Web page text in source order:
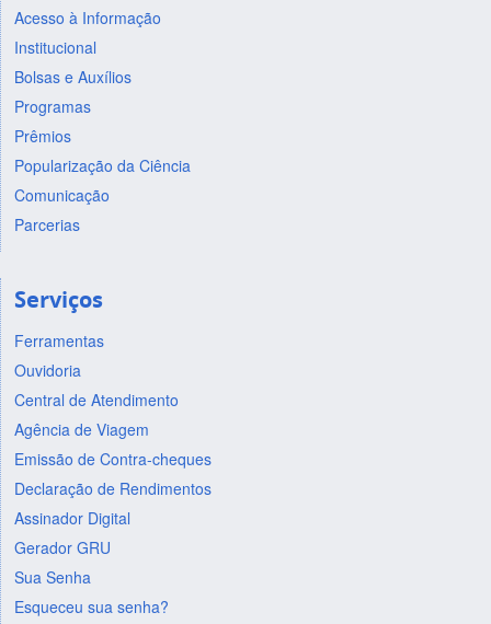
Acesso à Informação
Institucional
Bolsas e Auxílios
Programas
Prêmios
Popularização da Ciência
Comunicação
Parcerias
Serviços
Ferramentas
Ouvidoria
Central de Atendimento
Agência de Viagem
Emissão de Contra-cheques
Declaração de Rendimentos
Assinador Digital
Gerador GRU
Sua Senha
Esqueceu sua senha?